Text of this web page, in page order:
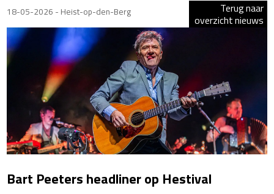
18-05-2026 - Heist-op-den-Berg
Terug naar
overzicht nieuws
Bart Peeters headliner op Hestival